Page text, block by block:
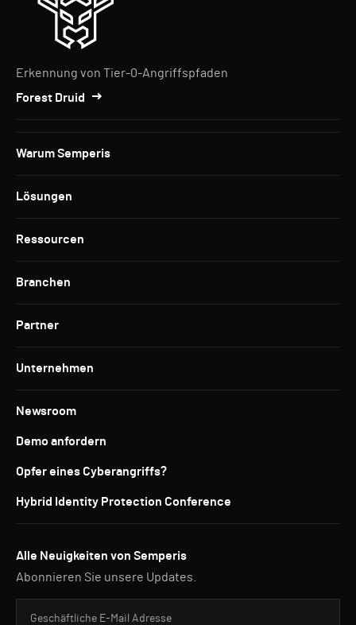
Erkennung von Tier-0-Angriffspfaden
Forest Druid
Warum Semperis
Lösungen
Ressourcen
Branchen
Partner
Unternehmen
Newsroom
Demo anfordern
Opfer eines Cyberangriffs?
Hybrid Identity Protection Conference
Alle Neuigkeiten von Semperis
Abonnieren Sie unsere Updates.